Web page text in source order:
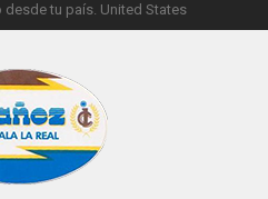
desde tu país. United States